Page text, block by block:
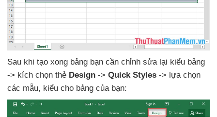
Sau khi tạo xong bảng bạn cần chỉnh sửa lại kiểu bảng
-> kích chọn thẻ Design -> Quick Styles -> lựa chọn
các mẫu, kiểu cho bảng của bạn: